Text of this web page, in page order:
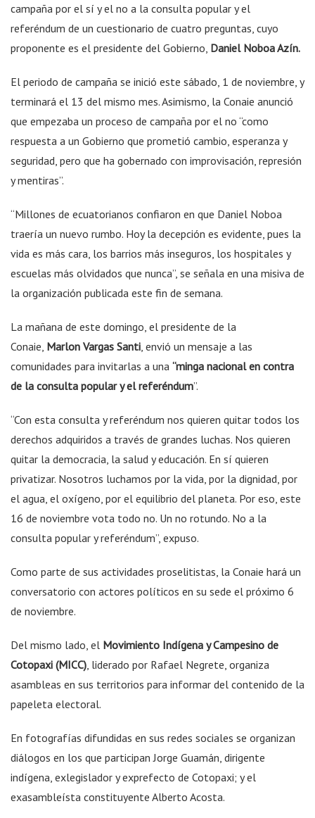
campaña por el sí y el no a la consulta popular y el
referéndum de un cuestionario de cuatro preguntas, cuyo
proponente es el presidente del Gobierno, Daniel Noboa Azín.
El periodo de campaña se inició este sábado, 1 de noviembre, y
terminará el 13 del mismo mes. Asimismo, la Conaie anunció
que empezaba un proceso de campaña por el no “como
respuesta a un Gobierno que prometió cambio, esperanza y
seguridad, pero que ha gobernado con improvisación, represión
y mentiras”.
“Millones de ecuatorianos confiaron en que Daniel Noboa
traería un nuevo rumbo. Hoy la decepción es evidente, pues la
vida es más cara, los barrios más inseguros, los hospitales y
escuelas más olvidados que nunca”, se señala en una misiva de
la organización publicada este fin de semana.
La mañana de este domingo, el presidente de la
Conaie, Marlon Vargas Santi , envió un mensaje a las
comunidades para invitarlas a una “minga nacional en contra
de la consulta popular y el referéndum”.
“Con esta consulta y referéndum nos quieren quitar todos los
derechos adquiridos a través de grandes luchas. Nos quieren
quitar la democracia, la salud y educación. En sí quieren
privatizar. Nosotros luchamos por la vida, por la dignidad, por
el agua, el oxígeno, por el equilibrio del planeta. Por eso, este
16 de noviembre vota todo no. Un no rotundo. No a la
consulta popular y referéndum”, expuso.
Como parte de sus actividades proselitistas, la Conaie hará un
conversatorio con actores políticos en su sede el próximo 6
de noviembre.
Del mismo lado, el Movimiento Indígena y Campesino de
Cotopaxi (MICC) , liderado por Rafael Negrete, organiza
asambleas en sus territorios para informar del contenido de la
papeleta electoral.
En fotografías difundidas en sus redes sociales se organizan
diálogos en los que participan Jorge Guamán, dirigente
indígena, exlegislador y exprefecto de Cotopaxi; y el
exasambleísta constituyente Alberto Acosta.